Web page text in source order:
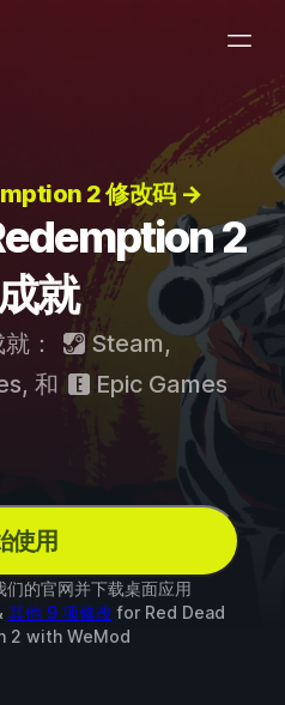
2 修改码 →
2
就
： Steam,
, 和 Epic Games
使用
的官网并下载桌面应用
其他 9 项修改 for Red Dead
2 with WeMod